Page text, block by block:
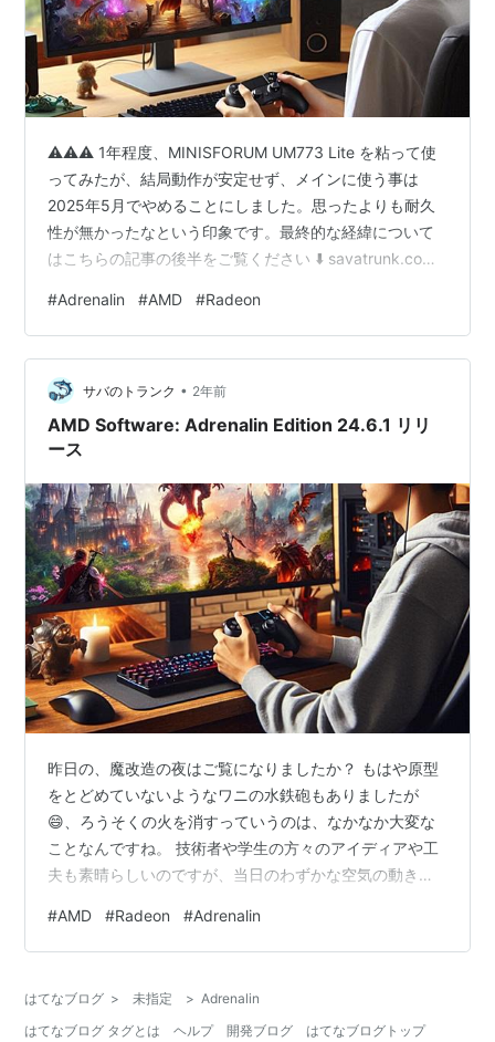
⚠️⚠️⚠️ 1年程度、MINISFORUM UM773 Lite を粘って使
ってみたが、結局動作が安定せず、メインに使う事は
2025年5月でやめることにしました。思ったよりも耐久
性が無かったなという印象です。最終的な経緯について
はこちらの記事の後半をご覧ください ⬇️ savatrunk.com
する AMD Ryzen CPUをお使いの方々。 2024年6月28日
に、AMD Software: Adrenalin Edition 24.6.1リリースと
紹介して1カ月もたっていないのですが AMD Software:
Ad…
#Adrenalin #AMD #Radeon
サバのトランク • 2年前
AMD Software: Adrenalin Edition 24.6.1 リリ
ース
昨日の、魔改造の夜はご覧になりましたか？ もはや原型
をとどめていないようなワニの水鉄砲もありましたが
😄、ろうそくの火を消すっていうのは、なかなか大変な
ことなんですね。 技術者や学生の方々のアイディアや工
夫も素晴らしいのですが、当日のわずかな空気の動きが
たですね。 1週間くらいはNHK＋で、そのあとは「NHK
オンデマンド」観ることができると思います。
カードや Radeonを内蔵する AMD Ryzen CPUを使って
いる方々。 AMD Software: Adrenalin Edi…
#AMD #Radeon #Adrenalin
はてなブログ > 未指定 > Adrenalin
はてなブログ タグとは
ヘルプ 開発ブログ はてなブログトップ